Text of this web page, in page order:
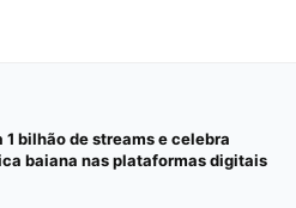
bilhão de streams e celebra
baiana nas plataformas digitais